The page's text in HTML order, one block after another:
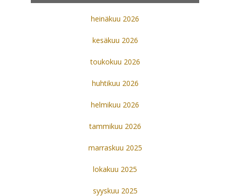
heinäkuu 2026
kesäkuu 2026
toukokuu 2026
huhtikuu 2026
helmikuu 2026
tammikuu 2026
marraskuu 2025
lokakuu 2025
syyskuu 2025